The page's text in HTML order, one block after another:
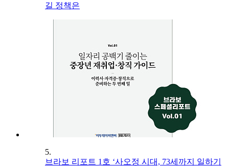
길 정책은
5.
브라보 리포트 1호 ‘사오정 시대, 73세까지 일하기